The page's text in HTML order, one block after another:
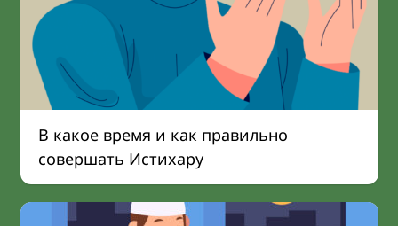
В какое время и как правильно
совершать Истихару